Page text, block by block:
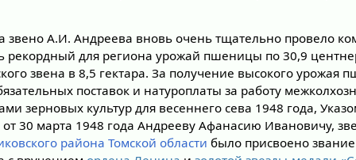
звено А.И. Андреева вновь очень тщательно провело
рекордный для региона урожай пшеницы по 30,9
звена в 8,5 гектара. За получение высокого урожая
поставок и натуроплаты за работу
зерновых культур для весеннего сева 1948 года,
от 30 марта 1948 года Андрееву Афанасию Ивановичу,
района Томской области было присвоено